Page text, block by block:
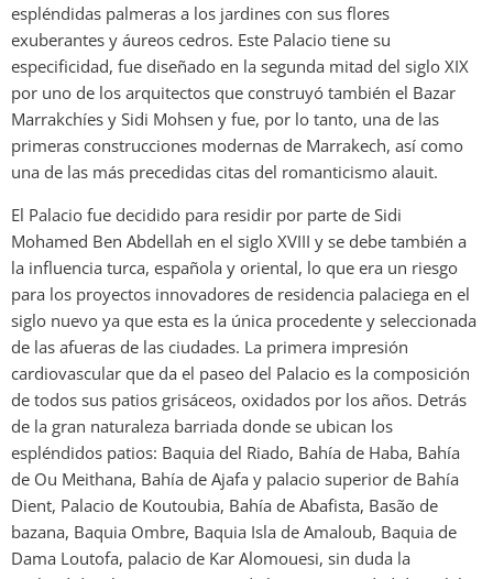
espléndidas palmeras a los jardines con sus flores
exuberantes y áureos cedros. Este Palacio tiene su
especificidad, fue diseñado en la segunda mitad del siglo XIX
por uno de los arquitectos que construyó también el Bazar
Marrakchíes y Sidi Mohsen y fue, por lo tanto, una de las
primeras construcciones modernas de Marrakech, así como
una de las más precedidas citas del romanticismo alauit.
El Palacio fue decidido para residir por parte de Sidi
Mohamed Ben Abdellah en el siglo XVIII y se debe también a
la influencia turca, española y oriental, lo que era un riesgo
para los proyectos innovadores de residencia palaciega en el
siglo nuevo ya que esta es la única procedente y seleccionada
de las afueras de las ciudades. La primera impresión
cardiovascular que da el paseo del Palacio es la composición
de todos sus patios grisáceos, oxidados por los años. Detrás
de la gran naturaleza barriada donde se ubican los
espléndidos patios: Baquia del Riado, Bahía de Haba, Bahía
de Ou Meithana, Bahía de Ajafa y palacio superior de Bahía
Dient, Palacio de Koutoubia, Bahía de Abafista, Basão de
bazana, Baquia Ombre, Baquia Isla de Amaloub, Baquia de
Dama Loutofa, palacio de Kar Alomouesi, sin duda la